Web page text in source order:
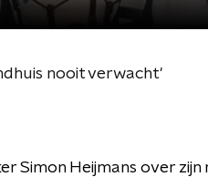
nooit verwacht'
Simon Heijmans over zijn